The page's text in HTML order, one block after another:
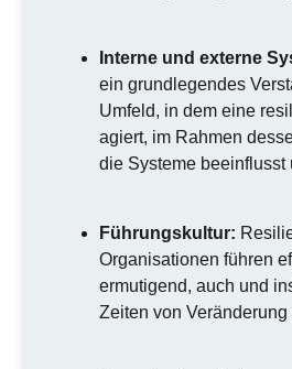
Interne und externe
ein grundlegendes
Umfeld, in dem eine
agiert, im Rahmen
die Systeme beeinflusst
Führungskultur:
Organisationen führen
ermutigend, auch und
Zeiten von